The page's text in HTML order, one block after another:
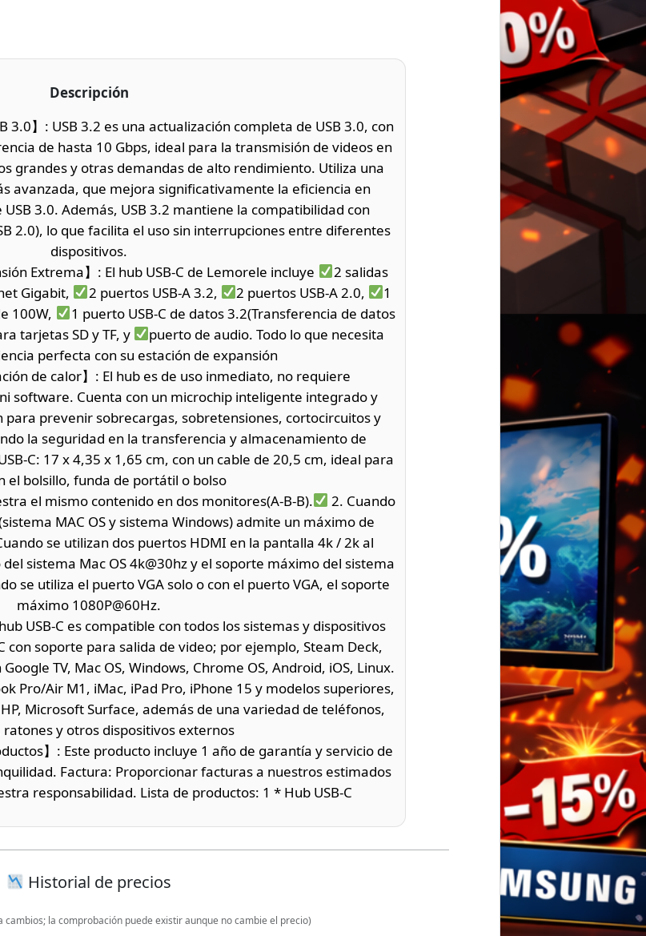
Descripción
3.0】: USB 3.2 es una actualización completa de USB 3.0, con
de hasta 10 Gbps, ideal para la transmisión de videos en
grandes y otras demandas de alto rendimiento. Utiliza una
avanzada, que mejora significativamente la eficiencia en
3.0. Además, USB 3.2 mantiene la compatibilidad con
2.0), lo que facilita el uso sin interrupciones entre diferentes
dispositivos.
Extrema】: El hub USB-C de Lemorele incluye
2 salidas
Gigabit, 2 puertos USB-A 3.2, 2 puertos USB-A 2.0,
1
100W,
1 puerto USB-C de datos 3.2(Transferencia de datos
tarjetas SD y TF, y
puerto de audio. Todo lo que necesita
perfecta con su estación de expansión
de calor】: El hub es de uso inmediato, no requiere
software. Cuenta con un microchip inteligente integrado y
prevenir sobrecargas, sobretensiones, cortocircuitos y
la seguridad en la transferencia y almacenamiento de
C: 17 x 4,35 x 1,65 cm, con un cable de 20,5 cm, ideal para
el bolsillo, funda de portátil o bolso
el mismo contenido en dos monitores(A-B-B).
2. Cuando
MAC OS y sistema Windows) admite un máximo de
se utilizan dos puertos HDMI en la pantalla 4k / 2k al
sistema Mac OS 4k@30hz y el soporte máximo del sistema
se utiliza el puerto VGA solo o con el puerto VGA, el soporte
máximo 1080P@60Hz.
USB-C es compatible con todos los sistemas y dispositivos
con soporte para salida de video; por ejemplo, Steam Deck,
TV, Mac OS, Windows, Chrome OS, Android, iOS, Linux.
Pro/Air M1, iMac, iPad Pro, iPhone 15 y modelos superiores,
Microsoft Surface, además de una variedad de teléfonos,
ratones y otros dispositivos externos
】: Este producto incluye 1 año de garantía y servicio de
Factura: Proporcionar facturas a nuestros estimados
responsabilidad. Lista de productos: 1 * Hub USB-C
Historial de precios
cambios; la comprobación puede existir aunque no cambie el precio)